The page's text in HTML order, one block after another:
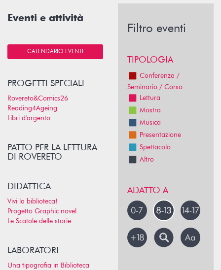
Eventi e attività
CALENDARIO EVENTI
PROGETTI SPECIALI
Rovereto&Comics26
Reading4Ageing
Libri d'argento
PATTO PER LA LETTURA
DI ROVERETO
DIDATTICA
Vivi la biblioteca!
Progetto Graphic novel
Le Scatole delle storie
LABORATORI
Una tipografia in Biblioteca
Filtro eventi
TIPOLOGIA
Conferenza /
Seminario / Corso
Lettura
Mostra
Musica
Presentazione
Spettacolo
Altro
ADATTO A